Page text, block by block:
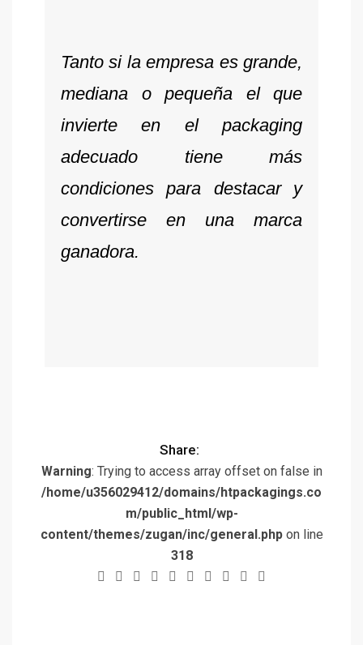
Tanto si la empresa es grande,
mediana o pequeña el que
invierte en el packaging
adecuado tiene más
condiciones para destacar y
convertirse en una marca
ganadora.
Share:
Warning: Trying to access array offset on false in
/home/u356029412/domains/htpackagings.co
m/public_html/wp-
content/themes/zugan/inc/general.phpon line
318